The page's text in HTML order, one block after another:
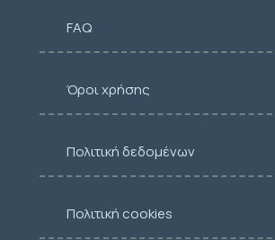
FAQ
Όροι χρήσης
Πολιτική δεδομένων
Πολιτική cookies